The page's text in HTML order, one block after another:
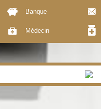
Banque
Médecin